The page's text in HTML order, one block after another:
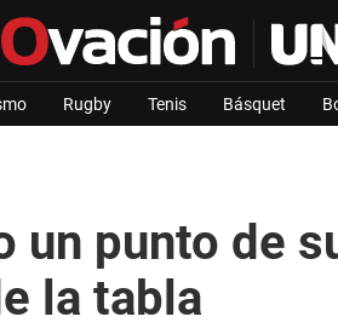
Rugby Tenis Básquet
punto de
la tabla